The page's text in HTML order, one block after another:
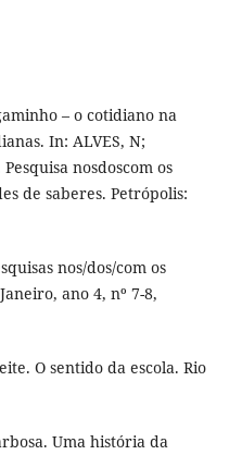
– o cotidiano na
In: ALVES, N;
nosdoscom os
de saberes. Petrópolis:
nos/dos/com os
ano 4, nº 7-8,
O sentido da escola. Rio
Uma história da